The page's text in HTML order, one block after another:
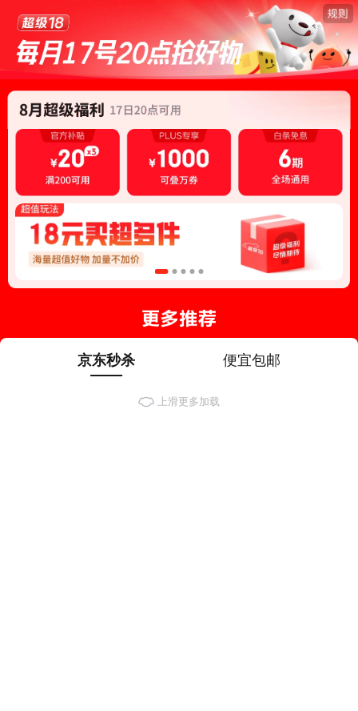
京东秒杀 便宜包邮
上滑更多加载